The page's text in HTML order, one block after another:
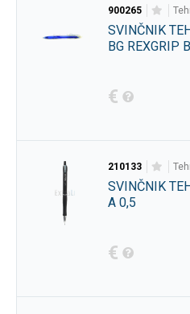
900265
SVINČNIK
BG REXGRIP
€
210133
SVINČNIK
A 0,5
€